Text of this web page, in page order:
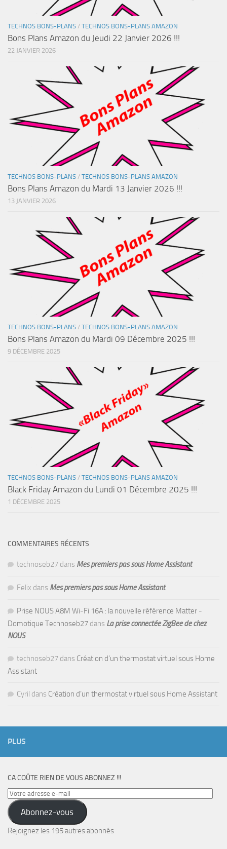
TECHNOS BONS-PLANS / TECHNOS BONS-PLANS AMAZON
Bons Plans Amazon du Jeudi 22 Janvier 2026 !!!
22 JANVIER 2026
TECHNOS BONS-PLANS / TECHNOS BONS-PLANS AMAZON
Bons Plans Amazon du Mardi 13 Janvier 2026 !!!
13 JANVIER 2026
TECHNOS BONS-PLANS / TECHNOS BONS-PLANS AMAZON
Bons Plans Amazon du Mardi 09 Décembre 2025 !!!
9 DÉCEMBRE 2025
TECHNOS BONS-PLANS / TECHNOS BONS-PLANS AMAZON
Black Friday Amazon du Lundi 01 Décembre 2025 !!!
1 DÉCEMBRE 2025
COMMENTAIRES RÉCENTS
technoseb27 dans Mes premiers pas sous Home Assistant
Felix dans Mes premiers pas sous Home Assistant
Prise NOUS A8M Wi-Fi 16A : la nouvelle référence Matter -
Domotique Technoseb27 dans La prise connectée ZigBee de chez
NOUS
technoseb27 dans Création d’un thermostat virtuel sous Home
Assistant
Cyril dans Création d’un thermostat virtuel sous Home Assistant
PLUS
CA COÛTE RIEN DE VOUS ABONNEZ !!!
Votre
adresse
e-
mail
Abonnez-vous
Rejoignez les 195 autres abonnés